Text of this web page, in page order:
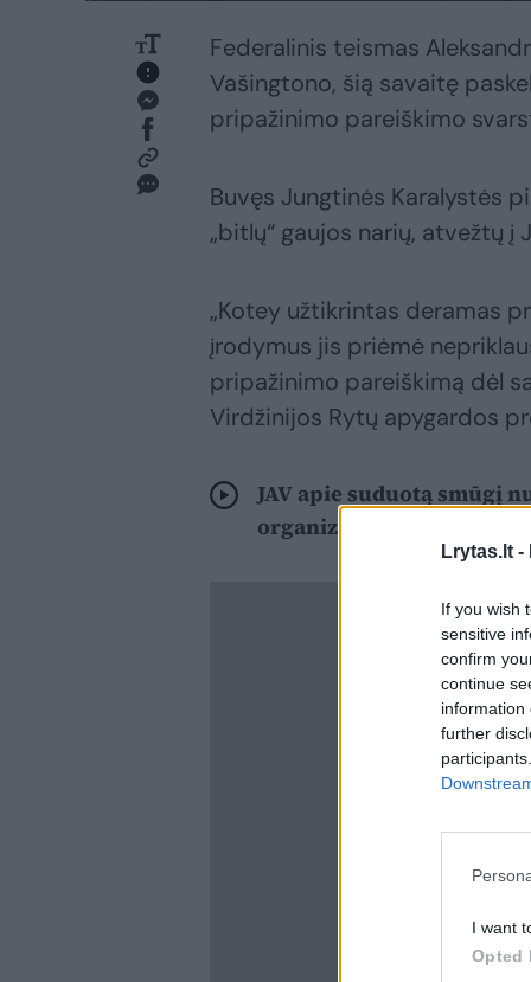
Lrytas.lt -
If you wish
sensitive
confirm
continue
information
further
I want
Opted
Federalinis teismas
Vašingtono, šią savaitę
pripažinimo pareiškimo
Buvęs Jungtinės Karalystės
„bitlų“ gaujos narių, atvežtų į
„Kotey užtikrintas deramas
įrodymus jis priėmė
pripažinimo pareiškimą dėl
Virdžinijos Rytų apygardos
JAV apie suduotą smūgį
organizatoriui: grėsmė